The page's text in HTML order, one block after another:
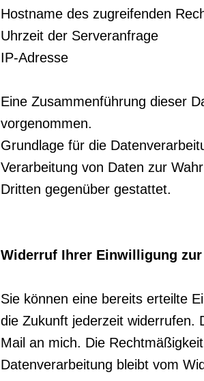
Hostname des zugreifenden
Uhrzeit der Serveranfrage
IP-Adresse
Eine Zusammenführung dieser
vorgenommen.
Grundlage für die
Verarbeitung von Daten zur
Dritten gegenüber gestattet.
Widerruf Ihrer Einwilligung
Sie können eine bereits erteilte
die Zukunft jederzeit widerrufen.
Mail an mich. Die
Datenverarbeitung bleibt vom